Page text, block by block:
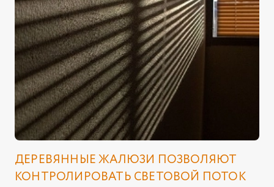
ДЕРЕВЯННЫЕ ЖАЛЮЗИ ПОЗВОЛЯЮТ
КОНТРОЛИРОВАТЬ СВЕТОВОЙ ПОТОК